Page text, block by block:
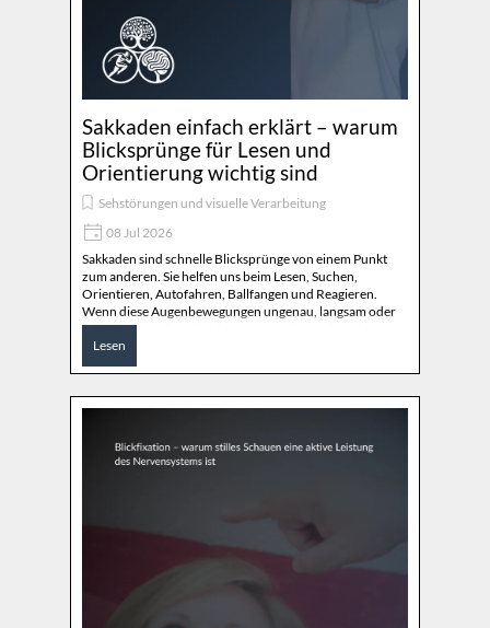
Sakkaden einfach erklärt – warum
Blicksprünge für Lesen und
Orientierung wichtig sind
Sehstörungen und visuelle Verarbeitung
08 Jul 2026
Sakkaden sind schnelle Blicksprünge von einem Punkt
zum anderen. Sie helfen uns beim Lesen, Suchen,
Orientieren, Autofahren, Ballfangen und Reagieren.
Wenn diese Augenbewegungen ungenau, langsam oder
schlecht integriert sind, können scheinbar einfache
visuelle Aufgaben deutlich mehr Energie kosten.
Lesen